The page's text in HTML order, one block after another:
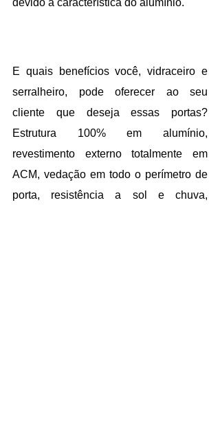
E quais benefícios você, vidraceiro e
serralheiro, pode oferecer ao seu
cliente que deseja essas portas?
Estrutura 100% em alumínio,
revestimento externo totalmente em
ACM, vedação em todo o perímetro de
porta, resistência a sol e chuva,